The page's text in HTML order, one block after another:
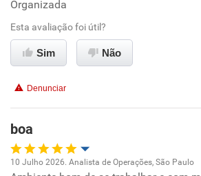
Benefícios
Recomenda esta empresa
Recomenda a diretoria
Organizada
Esta avaliação foi útil?
Sim Não
Denunciar
boa
10 Julho 2026. Analista de Operações, São Paulo